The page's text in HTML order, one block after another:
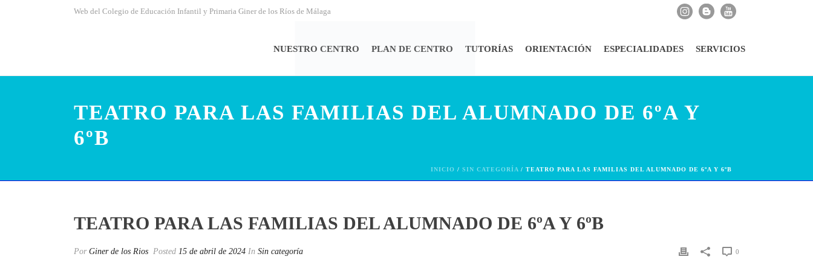
Web del Colegio de Educación Infantil y Primaria Giner de los Ríos de Málaga
NUESTRO CENTRO PLAN DE CENTRO TUTORÍAS ORIENTACIÓN ESPECIALIDADES SERVICIOS
TEATRO PARA LAS FAMILIAS DEL ALUMNADO DE 6ºA Y
6ºB
INICIO / SIN CATEGORÍA / TEATRO PARA LAS FAMILIAS DEL ALUMNADO DE 6ºA Y 6ºB
TEATRO PARA LAS FAMILIAS DEL ALUMNADO DE 6ºA Y 6ºB
Por Giner de los Rios Posted 15 de abril de 2024 In Sin categoría 0